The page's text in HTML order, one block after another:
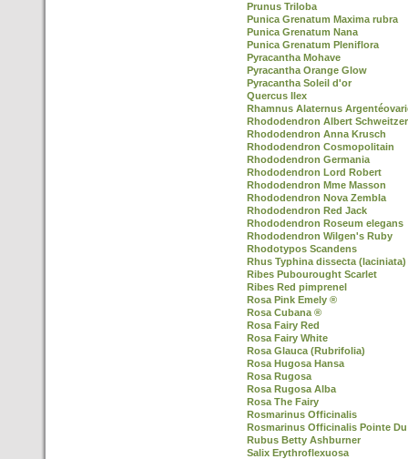
Prunus Triloba
Punica Grenatum Maxima rubra
Punica Grenatum Nana
Punica Grenatum Pleniflora
Pyracantha Mohave
Pyracantha Orange Glow
Pyracantha Soleil d'or
Quercus Ilex
Rhamnus Alaternus
Rhododendron Albert Schweitzer
Rhododendron Anna Krusch
Rhododendron Cosmopolitain
Rhododendron Germania
Rhododendron Lord Robert
Rhododendron Mme Masson
Rhododendron Nova Zembla
Rhododendron Red Jack
Rhododendron Roseum elegans
Rhododendron Wilgen's Ruby
Rhodotypos Scandens
Rhus Typhina dissecta (laciniata)
Ribes Pubourought Scarlet
Ribes Red pimprenel
Rosa Pink Emely ®
Rosa Cubana ®
Rosa Fairy Red
Rosa Fairy White
Rosa Glauca (Rubrifolia)
Rosa Hugosa Hansa
Rosa Rugosa
Rosa Rugosa Alba
Rosa The Fairy
Rosmarinus Officinalis
Rosmarinus Officinalis Pointe Du
Rubus Betty Ashburner
Salix Erythroflexuosa